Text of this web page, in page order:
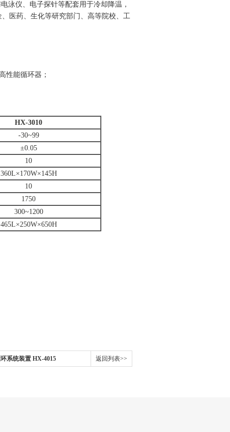
泳仪、电子探针等配套用于冷却降温，
医药、生化等研究部门、高等院校、工
性能循环器；
HX-3010
-30~99
±0.05
10
360L×170W×145H
10
1750
300~1200
465L×250W×650H
系统装置 HX-4015 返回列表>>